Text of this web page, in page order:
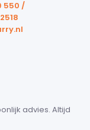
550 /
advies. Altijd